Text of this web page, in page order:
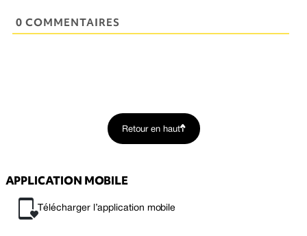
0 COMMENTAIRES
Retour en haut
APPLICATION MOBILE
Télécharger l’application mobile